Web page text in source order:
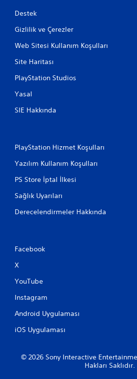
Destek
Gizlilik ve Çerezler
Web Sitesi Kullanım Koşulları
Site Haritası
PlayStation Studios
Yasal
SIE Hakkında
PlayStation Hizmet Koşulları
Yazılım Kullanım Koşulları
PS Store İptal İlkesi
Sağlık Uyarıları
Derecelendirmeler Hakkında
Facebook
X
YouTube
Instagram
Android Uygulaması
iOS Uygulaması
© 2026 Sony Interactive
Hakları Saklıdır.